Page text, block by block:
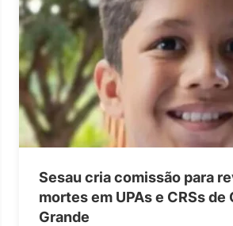
Sesau cria comissão para
mortes em UPAs e CRSs de
Grande